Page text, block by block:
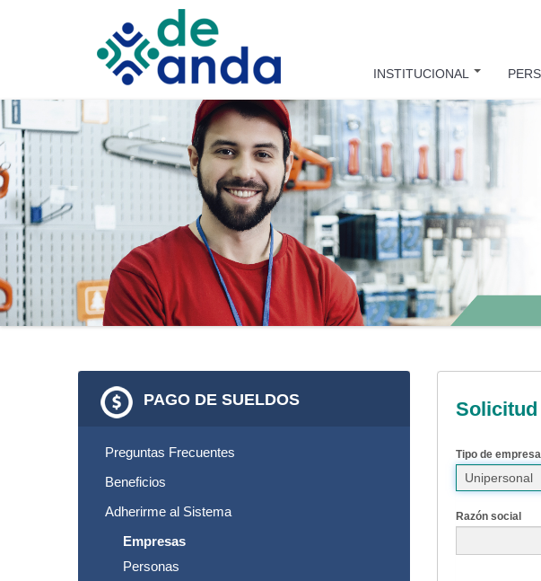
INSTITUCIONAL
PAGO DE SUELDOS
Preguntas Frecuentes
Beneficios
Adherirme al Sistema
Empresas
Personas